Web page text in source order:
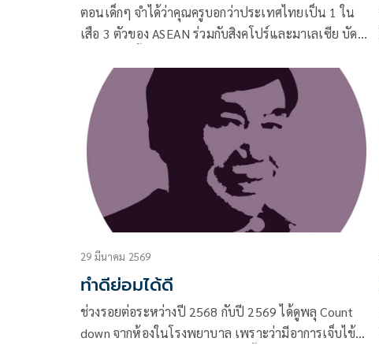
ตอนเด็กๆ จำได้ว่าคุณครูบอกว่าประเทศไทยเป็น 1 ใน
เสือ 3 ตัวของ ASEAN ร่วมกับสิงคโปร์และมาเลเซีย บัดนี้
ขึ้นเรื่อยๆ
29 มีนาคม 2569
ทำดีย่อมได้ดี
ช่วงรอยต่อระหว่างปี 2568 กับปี 2569 ได้ดูพลุ Count
down จากห้องในโรงพยาบาล เพราะว่ามีอาการเจ็บไข้